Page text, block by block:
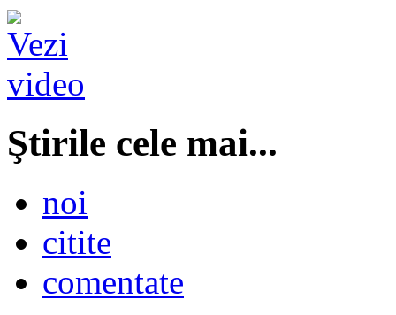
Ştirile cele mai...
noi
citite
comentate